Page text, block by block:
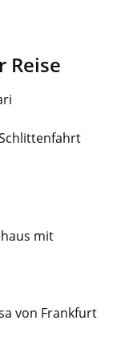
Reise
mit
von Frankfurt